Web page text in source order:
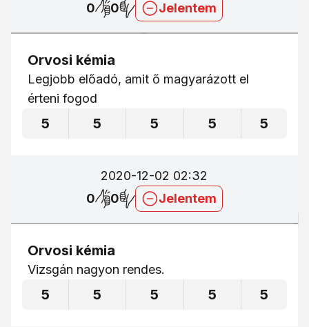
0
0 Jelentem
Orvosi kémia
Legjobb előadó, amit ő magyarázott el
érteni fogod
5 5 5 5 5
2020-12-02 02:32
0
0 Jelentem
Orvosi kémia
Vizsgán nagyon rendes.
5 5 5 5 5